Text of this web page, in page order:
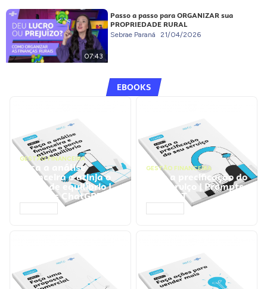
07:43
Passo a passo para ORGANIZAR sua
PROPRIEDADE RURAL
Sebrae Paraná 21/04/2026
EBOOKS
GESTÃO FINANCEIRA
Faça a análise
financeira e atinja o
ponto de equilíbrio |
Prompts ChatGPT
GESTÃO FINANCEIRA
Faça a precificação do
seu serviço | Prompts
ChatGPT